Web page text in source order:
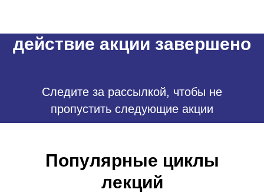
действие акции завершено
Следите за рассылкой, чтобы не
пропустить следующие акции
Популярные циклы
лекций